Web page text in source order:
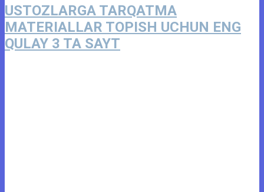
USTOZLARGA TARQATMA
MATERIALLAR TOPISH UCHUN ENG
QULAY 3 TA SAYT